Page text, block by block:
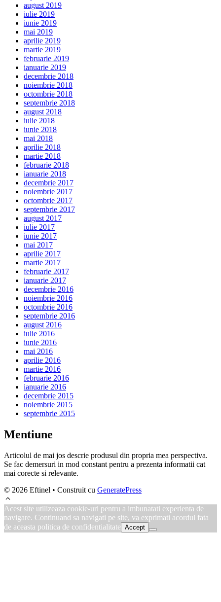
august 2019
iulie 2019
iunie 2019
mai 2019
aprilie 2019
martie 2019
februarie 2019
ianuarie 2019
decembrie 2018
noiembrie 2018
octombrie 2018
septembrie 2018
august 2018
iulie 2018
iunie 2018
mai 2018
aprilie 2018
martie 2018
februarie 2018
ianuarie 2018
decembrie 2017
noiembrie 2017
octombrie 2017
septembrie 2017
august 2017
iulie 2017
iunie 2017
mai 2017
aprilie 2017
martie 2017
februarie 2017
ianuarie 2017
decembrie 2016
noiembrie 2016
octombrie 2016
septembrie 2016
august 2016
iulie 2016
iunie 2016
mai 2016
aprilie 2016
martie 2016
februarie 2016
ianuarie 2016
decembrie 2015
noiembrie 2015
septembrie 2015
Mentiune
Articolul de mai jos descrie produsul din propria mea perspectiva.
Se fac demersuri in mod constant pentru a prezenta informatii cat
mai corecte si relevante.
© 2026 Eftinel • Construit cu GeneratePress
Acest site utilizeaza cookie-uri pentru a imbunatati experienta de
navigare. Continuand sa navigati pe site, va exprimati acordul fata
de aceasta politica de confidentialitate Accept